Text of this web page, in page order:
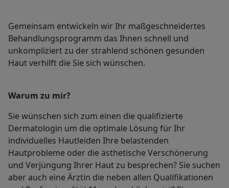
Gemeinsam entwickeln wir Ihr maßgeschneidertes
Behandlungsprogramm das Ihnen schnell und
unkompliziert zu der strahlend schönen gesunden
Haut verhilft die Sie sich wünschen.
Warum zu mir?
Sie wünschen sich zum einen die qualifizierte
Dermatologin um die optimale Lösung für Ihr
individuelles Hautleiden Ihre belastenden
Hautprobleme oder die ästhetische Verschönerung
und Verjüngung Ihrer Haut zu besprechen? Sie suchen
aber auch eine Ärztin die neben allen Qualifikationen